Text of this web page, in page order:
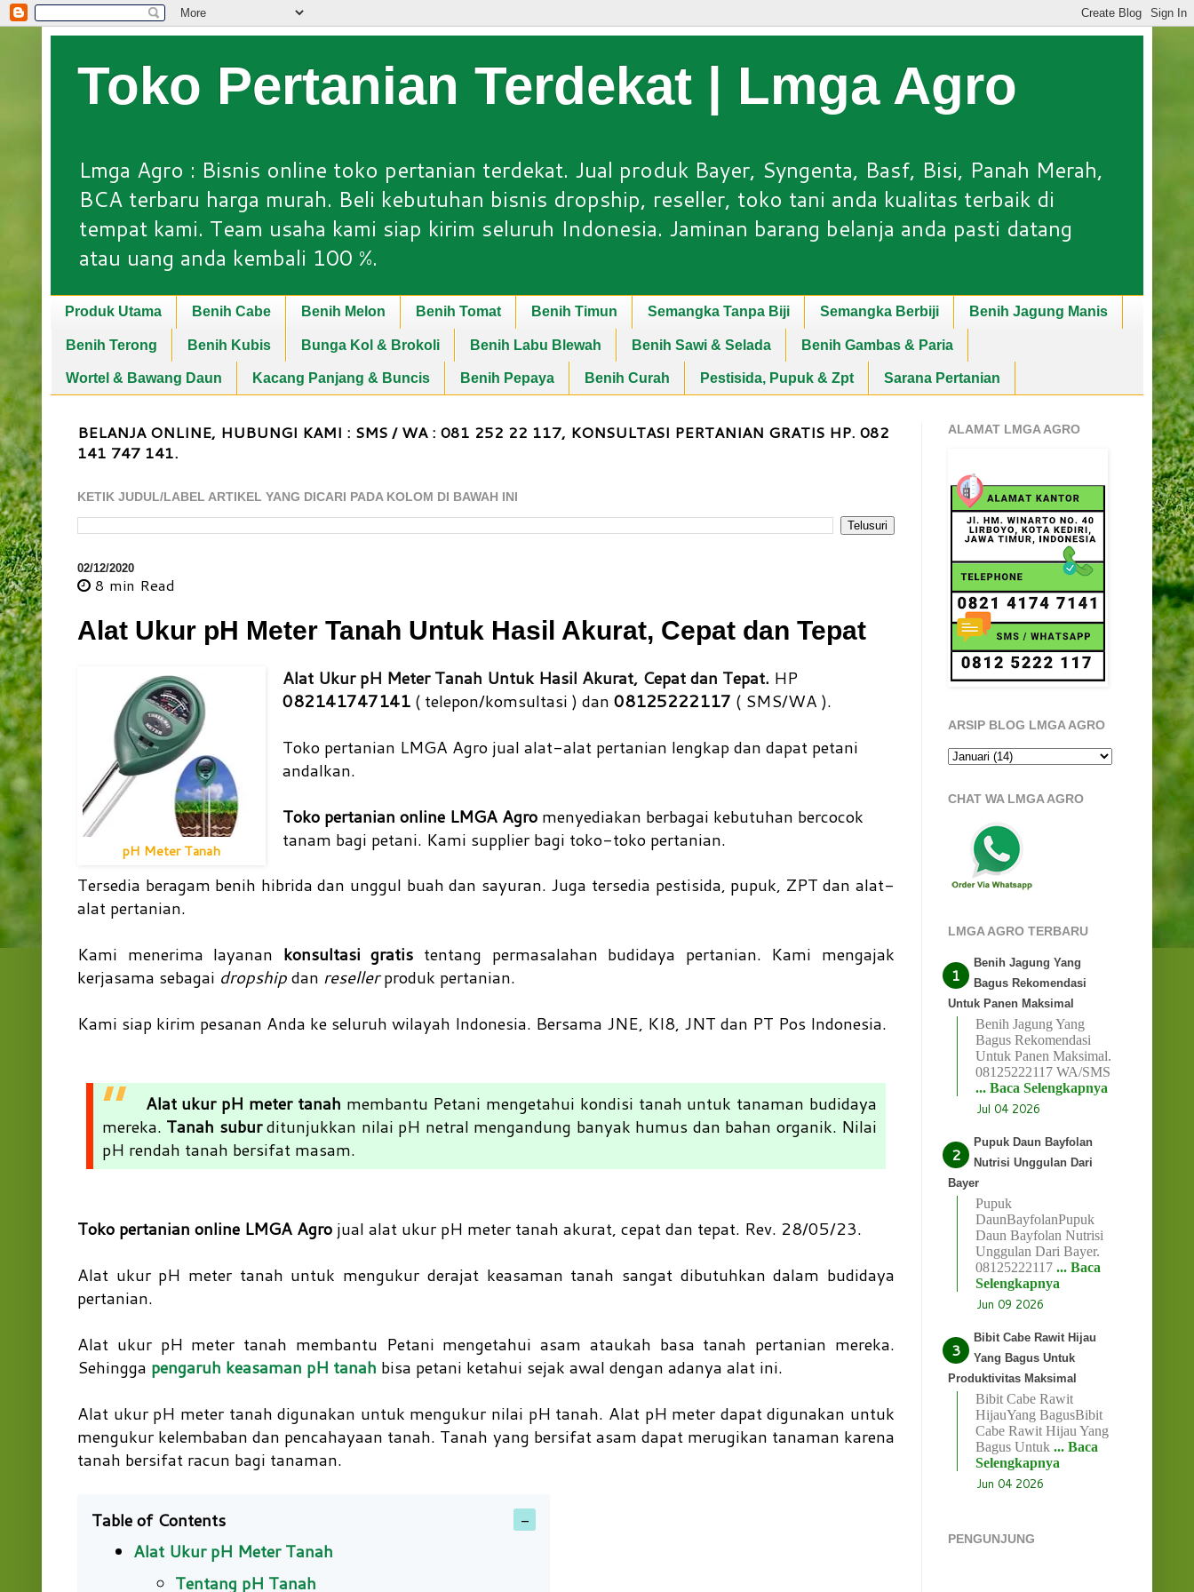
Toko Pertanian Terdekat | Lmga Agro
Lmga Agro : Bisnis online toko pertanian terdekat. Jual produk Bayer, Syngenta, Basf, Bisi, Panah Merah,
BCA terbaru harga murah. Beli kebutuhan bisnis dropship, reseller, toko tani anda kualitas terbaik di
tempat kami. Team usaha kami siap kirim seluruh Indonesia. Jaminan barang belanja anda pasti datang
atau uang anda kembali 100 %.
Produk Utama Benih Cabe Benih Melon Benih Tomat Benih Timun Semangka Tanpa Biji Semangka Berbiji Benih Jagung Manis
Benih Terong Benih Kubis Bunga Kol & Brokoli Benih Labu Blewah Benih Sawi & Selada Benih Gambas & Paria
Wortel & Bawang Daun Kacang Panjang & Buncis Benih Pepaya Benih Curah Pestisida, Pupuk & Zpt Sarana Pertanian
BELANJA ONLINE, HUBUNGI KAMI : SMS / WA : 081 252 22 117, KONSULTASI PERTANIAN GRATIS HP. 082
141 747 141.
KETIK JUDUL/LABEL ARTIKEL YANG DICARI PADA KOLOM DI BAWAH INI
02/12/2020
8 min Read
Alat Ukur pH Meter Tanah Untuk Hasil Akurat, Cepat dan Tepat
pH Meter Tanah
Alat Ukur pH Meter Tanah Untuk Hasil Akurat, Cepat dan Tepat. HP
082141747141( telepon/komsultasi ) dan 08125222117 ( SMS/WA ).
Toko pertanian LMGA Agro jual alat-alat pertanian lengkap dan dapat petani
andalkan.
Toko pertanian online LMGA Agro menyediakan berbagai kebutuhan bercocok
tanam bagi petani. Kami supplier bagi toko-toko pertanian.
Tersedia beragam benih hibrida dan unggul buah dan sayuran. Juga tersedia pestisida, pupuk, ZPT dan alat-
alat pertanian.
Kami menerima layanan konsultasi gratis tentang permasalahan budidaya pertanian. Kami mengajak
kerjasama sebagai dropshipdan resellerproduk pertanian.
Kami siap kirim pesanan Anda ke seluruh wilayah Indonesia. Bersama JNE, KI8, JNT dan PT Pos Indonesia.
Alat ukur pH meter tanah membantu Petani mengetahui kondisi tanah untuk tanaman budidaya
mereka. Tanah suburditunjukkan nilai pH netral mengandung banyak humus dan bahan organik. Nilai
pH rendah tanah bersifat masam.
Toko pertanian online LMGA Agro jual alat ukur pH meter tanah akurat, cepat dan tepat. Rev. 28/05/23.
Alat ukur pH meter tanah untuk mengukur derajat keasaman tanah sangat dibutuhkan dalam budidaya
pertanian.
Alat ukur pH meter tanah membantu Petani mengetahui asam ataukah basa tanah pertanian mereka.
Sehingga pengaruh keasaman pH tanah bisa petani ketahui sejak awal dengan adanya alat ini.
Alat ukur pH meter tanah digunakan untuk mengukur nilai pH tanah. Alat pH meter dapat digunakan untuk
mengukur kelembaban dan pencahayaan tanah. Tanah yang bersifat asam dapat merugikan tanaman karena
tanah bersifat racun bagi tanaman.
Table of Contents
Alat Ukur pH Meter Tanah
Tentang pH Tanah
ALAMAT LMGA AGRO
ARSIP BLOG LMGA AGRO
CHAT WA LMGA AGRO
LMGA AGRO TERBARU
Benih Jagung Yang
Bagus Rekomendasi
Untuk Panen Maksimal
Benih Jagung Yang
Bagus Rekomendasi
Untuk Panen Maksimal.
08125222117 WA/SMS
... Baca Selengkapnya
Jul 04 2026
Pupuk Daun Bayfolan
Nutrisi Unggulan Dari
Bayer
Pupuk
DaunBayfolanPupuk
Daun Bayfolan Nutrisi
Unggulan Dari Bayer.
08125222117 ... Baca
Selengkapnya
Jun 09 2026
Bibit Cabe Rawit Hijau
Yang Bagus Untuk
Produktivitas Maksimal
Bibit Cabe Rawit
HijauYang BagusBibit
Cabe Rawit Hijau Yang
Bagus Untuk ... Baca
Selengkapnya
Jun 04 2026
PENGUNJUNG